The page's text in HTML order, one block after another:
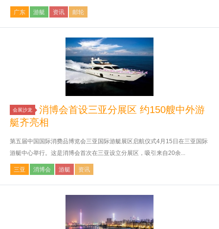
广东 游艇 资讯 邮轮
会展沙龙
消博会首设三亚分展区 约150艘中外游
艇齐亮相
第五届中国国际消费品博览会三亚国际游艇展区启航仪式4月15日在三亚国际
游艇中心举行。这是消博会首次在三亚设立分展区，吸引来自20余...
三亚 消博会 游艇 资讯